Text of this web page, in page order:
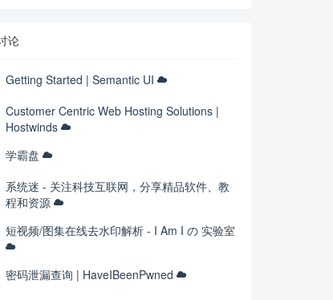
论
Getting Started | Semantic UI
Customer Centric Web Hosting Solutions |
Hostwinds
学霸盘
系统迷 - 关注科技互联网，分享精品软件、教
程和资源
短视频/图集在线去水印解析 - I Am I の 实验室
密码泄漏查询 | HaveIBeenPwned